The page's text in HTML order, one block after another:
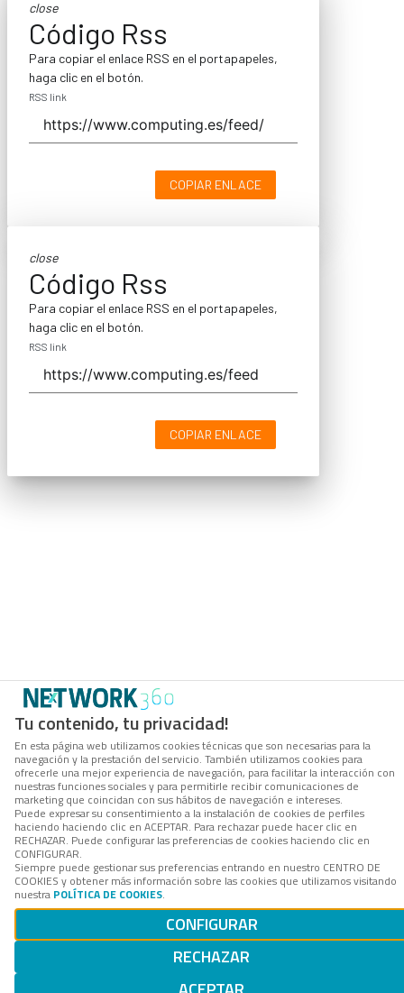
Tu contenido, tu privacidad!
En esta página web utilizamos cookies técnicas que son necesarias para la
navegación y la prestación del servicio. También utilizamos cookies para
ofrecerle una mejor experiencia de navegación, para facilitar la interacción con
nuestras funciones sociales y para permitirle recibir comunicaciones de
marketing que coincidan con sus hábitos de navegación e intereses.
Puede expresar su consentimiento a la instalación de cookies de perfiles
haciendo haciendo clic en ACEPTAR. Para rechazar puede hacer clic en
RECHAZAR. Puede configurar las preferencias de cookies haciendo clic en
CONFIGURAR.
Siempre puede gestionar sus preferencias entrando en nuestro CENTRO DE
COOKIES y obtener más información sobre las cookies que utilizamos visitando
nuestra POLÍTICA DE COOKIES.
CONFIGURAR
RECHAZAR
close
Código Rss
Para copiar el enlace RSS en el portapapeles,
haga clic en el botón.
RSS link
COPIAR ENLACE
close
Código Rss
Para copiar el enlace RSS en el portapapeles,
haga clic en el botón.
RSS link
COPIAR ENLACE